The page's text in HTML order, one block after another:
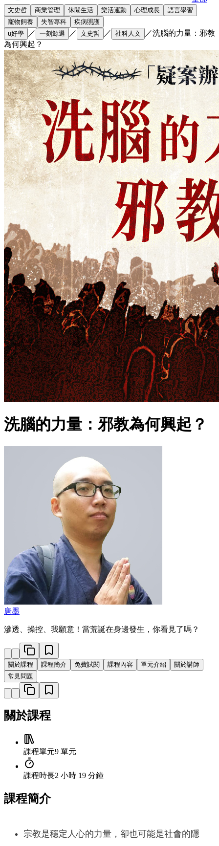
文史哲 商業管理 休閒生活 樂活運動 心理成長
語言學習
寵物飼養
失智專科
疾病照護
u好學
／ 一刻鯨選 ／ 文史哲 ／ 社科人文 ／洗腦的力量：邪教
為何興起？
洗腦的力量：邪教為何興起？
唐墨
滲透、操控、我願意！當荒誕在身邊發生，你看見了嗎？
關於課程 課程簡介 免費試閱 課程內容 單元介紹
關於講師
常見問題
關於課程
課程單元9 單元
課程時長2 小時 19 分鐘
課程簡介
宗教是穩定人心的力量，卻也可能是社會的隱